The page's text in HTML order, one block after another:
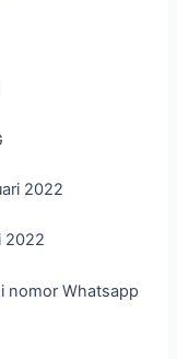
2022
2022
nomor Whatsapp